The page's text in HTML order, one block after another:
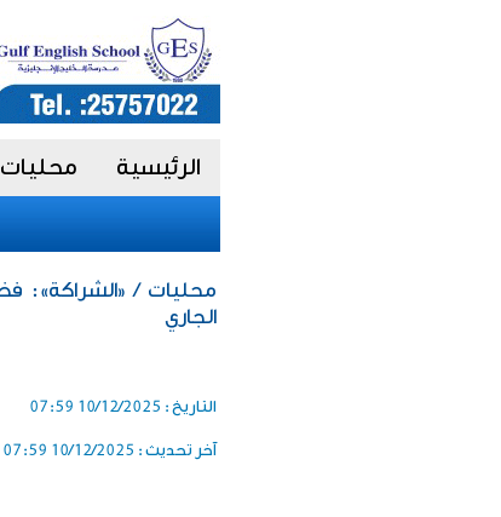
الرئيسية محليات
الجاري
التاريخ : 10/12/2025 07:59
آخر تحديث : 10/12/2025 07:59